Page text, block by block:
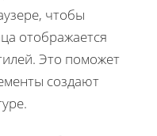
чтобы
отображается
Это поможет
создают